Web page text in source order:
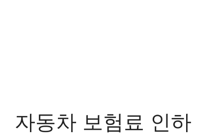
자동차 보험료 인하